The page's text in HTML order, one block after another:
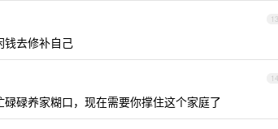
13
钱去修补自己
14
碌养家糊口，现在需要你撑住这个家庭了